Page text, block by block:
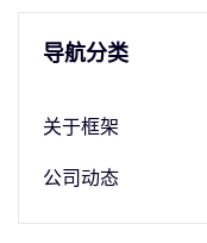
导航分类
关于框架
公司动态